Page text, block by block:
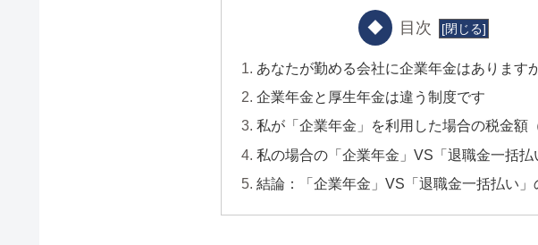
目次
あなたが勤める会社に企業年金はあります
企業年金と厚生年金は違う制度です
私が「企業年金」を利用した場合の税金額
私の場合の「企業年金」VS「退職金一括払
結論：「企業年金」VS「退職金一括払い」